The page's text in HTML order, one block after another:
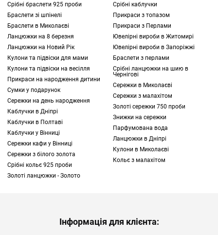
Стародавньому Єгипті, де носили більш
масивний дизайн переважно з пресованих
золотих пластин. З часом кольє стали
доповнювати дорогоцінним камінням, а
вже в ХХ столітті в моду увійшов
мінімалізм з його лаконічністю. Жінки
любили доповнювати свої вбрання тонким
ланцюжком з масивним кулоном або
намистом.
Важливий нюанс:
Елегантне
мінімалістичне намисто - прикраса, яка
підкреслює витонченість шиї, робить зону
декольте більш виразною та слугує чудовим
доповненням до будь-якого вбрання.
Вирішуючи, як вибрати намисто на кожен
Срібні браслети 925 проби
Браслети зі шпінелі
Браслети в Миколаєві
Ланцюжки на 8 березня
Ланцюжки на Новий Рік
Кулони та підвіски для мами
Кулони та підвіски на весілля
Прикраси на народження дитини
Сумки у подарунок
Сережки на день народження
Каблучки в Дніпрі
Каблучки в Полтаві
Каблучки у Вінниці
Сережки кафи у Вінниці
Сережки з білого золота
Срібні кольє 925 проби
Золотi ланцюжки - Золото
Срібні каблучки
Прикраси з топазом
Прикраси з Перлами
Ювелірні вироби в Житомирі
Ювелірні вироби в Запоріжжі
Браслети з перлами
Срібні ланцюжки на шию в
Чернігові
Сережки в Миколаєві
Сережки з малахітом
Золоті сережки 750 проби
Знижки на сережки
Парфумована вода
Ланцюжки в Дніпрі
Кулони в Миколаєві
Кольє з малахітом
Інформація для клієнта: